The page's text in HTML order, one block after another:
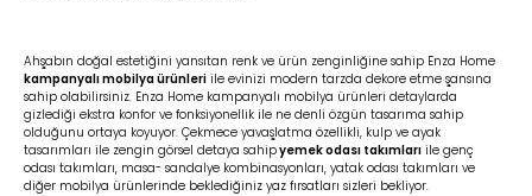
Ahşabın doğal estetiğini yansıtan renk ve ürün zenginliğine sahip Enza Home
kampanyalı mobilya ürünleri ile evinizi modern tarzda dekore etme şansına
sahip olabilirsiniz. Enza Home kampanyalı mobilya ürünleri detaylarda
gizlediği ekstra konfor ve fonksiyonellik ile ne denli özgün tasarıma sahip
olduğunu ortaya koyuyor. Çekmece yavaşlatma özellikli, kulp ve ayak
tasarımları ile zengin görsel detaya sahipyemek odası takımları ile genç
odası takımları, masa- sandalye kombinasyonları, yatak odası takımları ve
diğer mobilya ürünlerinde beklediğiniz yaz fırsatları sizleri bekliyor.